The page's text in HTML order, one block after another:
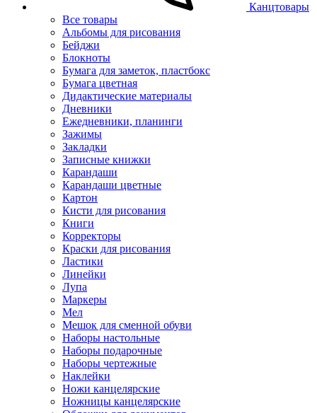
Канцтовары
Все товары
Альбомы для рисования
Бейджи
Блокноты
Бумага для заметок, пластбокс
Бумага цветная
Дидактические материалы
Дневники
Ежедневники, планинги
Зажимы
Закладки
Записные книжки
Карандаши
Карандаши цветные
Картон
Кисти для рисования
Книги
Корректоры
Краски для рисования
Ластики
Линейки
Лупа
Маркеры
Мел
Мешок для сменной обуви
Наборы настольные
Наборы подарочные
Наборы чертежные
Наклейки
Ножи канцелярские
Ножницы канцелярские